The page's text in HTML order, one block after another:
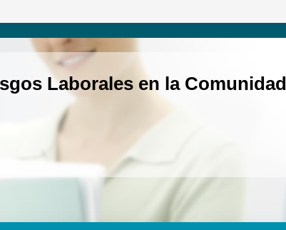
Laborales en la